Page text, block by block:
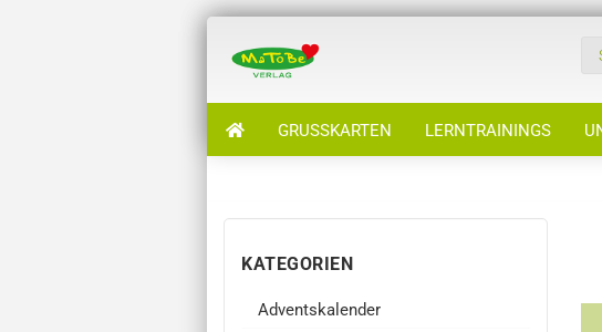
GRUSSKARTEN LERNTRAININGS
KATEGORIEN
Adventskalender